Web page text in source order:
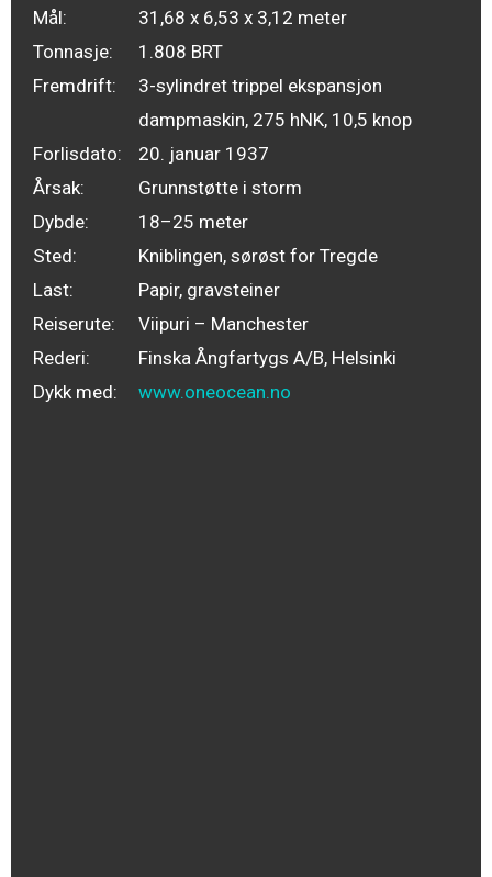
Mål:
31,68 x 6,53 x 3,12 meter
Tonnasje:
1.808 BRT
Fremdrift:
3-sylindret trippel ekspansjon
dampmaskin, 275 hNK, 10,5 knop
Forlisdato:
20. januar 1937
Årsak:
Grunnstøtte i storm
Dybde:
18–25 meter
Sted:
Kniblingen, sørøst for Tregde
Last:
Papir, gravsteiner
Reiserute:
Viipuri – Manchester
Rederi:
Finska Ångfartygs A/B, Helsinki
Dykk med:
www.oneocean.no